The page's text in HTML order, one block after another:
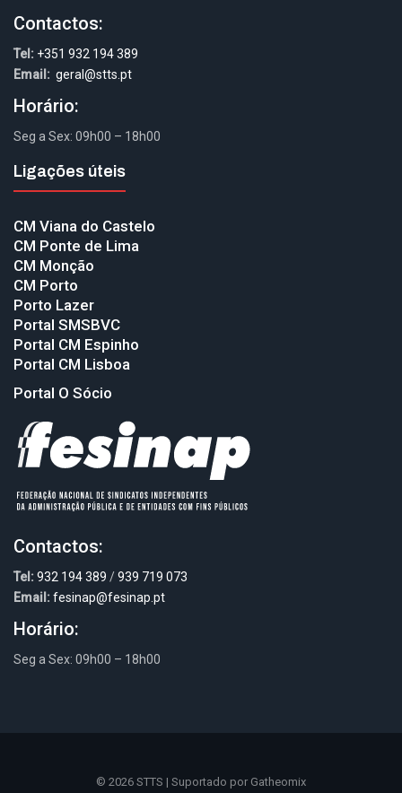
Contactos:
Tel: +351 932 194 389
Email: geral@stts.pt
Horário:
Seg a Sex: 09h00 – 18h00
Ligações úteis
CM Viana do Castelo
CM Ponte de Lima
CM Monção
CM Porto
Porto Lazer
Portal SMSBVC
Portal CM Espinho
Portal CM Lisboa
Portal O Sócio
Contactos:
Tel: 932 194 389 /939 719 073
Email: fesinap@fesinap.pt
Horário:
Seg a Sex: 09h00 – 18h00
© 2026 STTS | Suportado por Gatheomix